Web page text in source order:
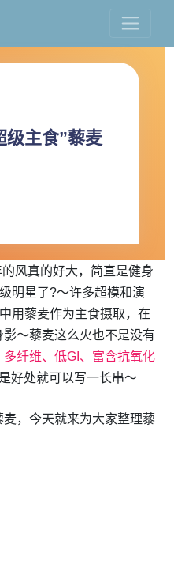
级主食”藜麦
风真的好大，简直是健身
明星了?～许多超模和演
用藜麦作为主食摄取，在
～藜麦这么火也不是没有
纤维、低GI、富含抗氧化
好处就可以写一长串～
，今天就来为大家整理藜